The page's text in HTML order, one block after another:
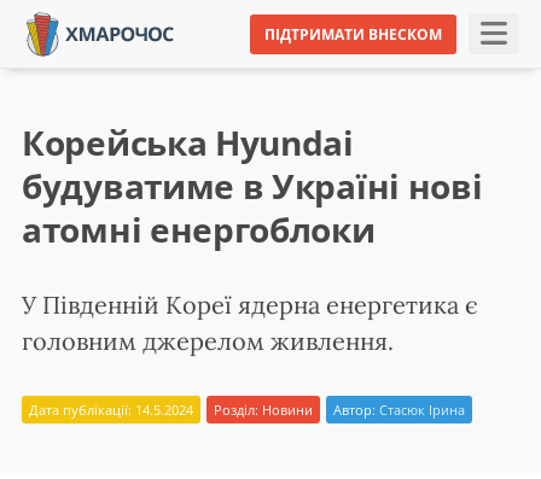
ПІДТРИМАТИ ВНЕСКОМ
Корейська Hyundai
будуватиме в Україні нові
атомні енергоблоки
У Південній Кореї ядерна енергетика є
головним джерелом живлення.
Дата публікації: 14.5.2024 Розділ: Новини Автор: Стасюк Ірина